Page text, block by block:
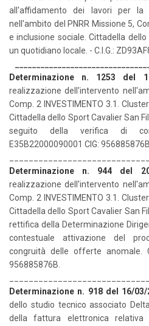
all'affidamento dei lavori per la
nell'ambito del PNRR Missione 5,
e inclusione sociale. Cittadella
un quotidiano locale. - C.I.G.:
Determinazione n. 1253 del
realizzazione dell'intervento
Comp. 2 INVESTIMENTO 3.1.
Cittadella dello Sport Cavalier San
seguito della verifica di
E35B22000090001 CIG: 956885876B.
Determinazione n. 944 del
realizzazione dell'intervento
Comp. 2 INVESTIMENTO 3.1.
Cittadella dello Sport Cavalier San
rettifica della Determinazione
contestuale attivazione del
congruità delle offerte anomale.
956885876B.
Determinazione n. 918 del 16/03/
dello studio tecnico associato
della fattura elettronica